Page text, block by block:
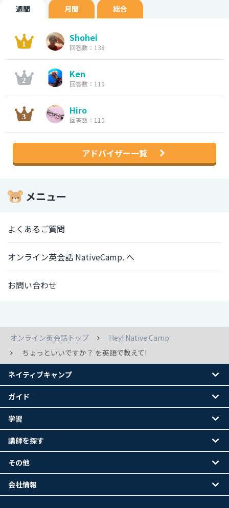
週間 月間 総合
Shohei
回答数：138
Ken
回答数：119
Hiro
回答数：110
アドバイザー一覧
メニュー
よくあるご質問
オンライン英会話 NativeCamp. へ
お問い合わせ
オンライン英会話トップ
Hey! Native Camp
ちょっといいですか？ を英語で教えて!
ネイティブキャンプ
ガイド
学習
講師を探す
その他
会社情報